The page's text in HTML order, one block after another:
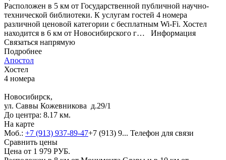
Расположен в 5 км от Государственной публичной научно-
технической библиотеки. К услугам гостей 4 номера
различной ценовой категории с бесплатным Wi-Fi. Хостел
находится в 6 км от Новосибирского г… Информация
Связаться напрямую
Подробнее
Апостол
Хостел
4 номера
Новосибирск,
ул. Саввы Кожевникова д.29/1
До центра: 8.17 км.
На карте
Моб.: +7 (913) 937-89-47+7 (913) 9... Телефон для связи
Сравнить цены
Цена от 1 979 РУБ.